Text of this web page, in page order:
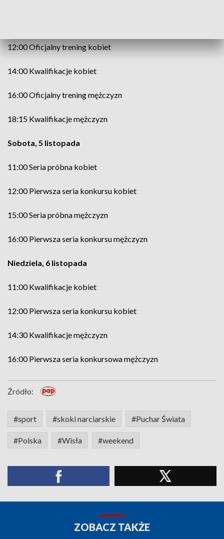
12:00 Oficjalny trening kobiet
14:00 Kwalifikacje kobiet
16:00 Oficjalny trening mężczyzn
18:15 Kwalifikacje mężczyzn
Sobota, 5 listopada
11:00 Seria próbna kobiet
12:00 Pierwsza seria konkursu kobiet
15:00 Seria próbna mężczyzn
16:00 Pierwsza seria konkursu mężczyzn
Niedziela, 6 listopada
11:00 Kwalifikacje kobiet
12:00 Pierwsza seria konkursu kobiet
14:30 Kwalifikacje mężczyzn
16:00 Pierwsza seria konkursowa mężczyzn
Źródło:
#sport #skoki narciarskie #Puchar Świata
#Polska #Wisła #weekend
ZOBACZ TAKŻE